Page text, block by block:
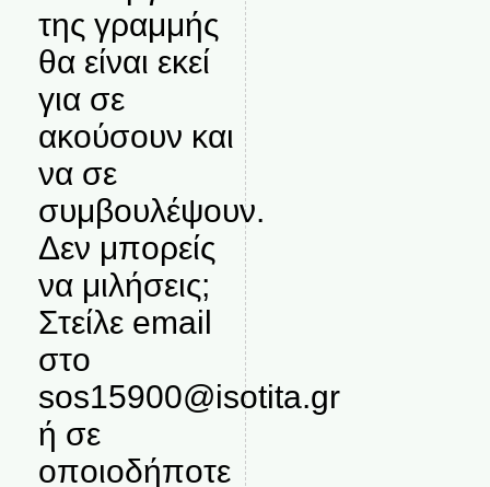
της γραμμής
θα είναι εκεί
για σε
ακούσουν και
να σε
συμβουλέψουν.
Δεν μπορείς
να μιλήσεις;
Στείλε email
στο
sos15900@isotita.gr
ή σε
οποιοδήποτε